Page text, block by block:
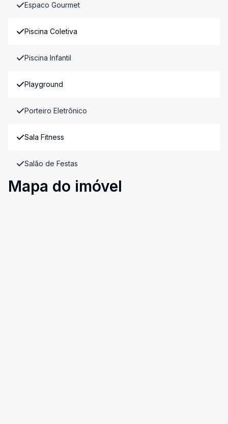
Espaco Gourmet
Piscina Coletiva
Piscina Infantil
Playground
Porteiro Eletrônico
Sala Fitness
Salão de Festas
Mapa do imóvel